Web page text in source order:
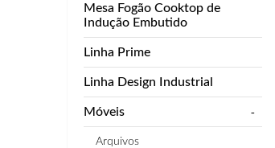
Mesas de Reunião
Mesas Retas
Ilhas / Plataformas de Trabalho /
Balcão de Atendimento
Mesa Fogão Cooktop de
Indução Embutido
Linha Prime
Linha Design Industrial
Móveis -
Arquivos